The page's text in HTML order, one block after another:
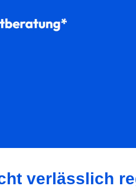
verlässlich